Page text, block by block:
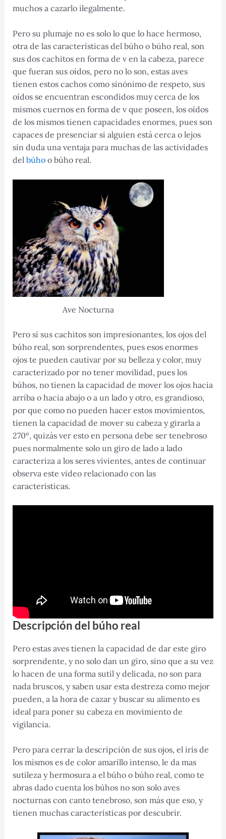
muchos a cazarlo ilegalmente.
Pero su plumaje no es solo lo que lo hace hermoso,
otra de las características del búho o búho real, son
sus dos cachitos en forma de v en la cabeza, parece
que fueran sus oídos, pero no lo son, estas aves
tienen estos cachos como sinónimo de respeto, sus
oídos se encuentran escondidos muy cerca de los
mismos cuernos en forma de v que poseen, los oídos
de los mismos tienen capacidades enormes, pues son
capaces de presenciar si alguien está cerca o lejos
sin duda una ventaja para muchas de las actividades
del búhoo búho real.
Ave Nocturna
Pero si sus cachitos son impresionantes, los ojos del
búho real, son sorprendentes, pues esos enormes
ojos te pueden cautivar por su belleza y color, muy
caracterizado por no tener movilidad, pues los
búhos, no tienen la capacidad de mover los ojos hacia
arriba o hacia abajo o a un lado y otro, es grandioso,
por que como no pueden hacer estos movimientos,
tienen la capacidad de mover su cabeza y girarla a
270º, quizás ver esto en persona debe ser tenebroso
pues normalmente solo un giro de lado a lado
caracteriza a los seres vivientes, antes de continuar
observa este video relacionado con las
caracteristicas.
Descripción del búho real
Pero estas aves tienen la capacidad de dar este giro
sorprendente, y no solo dan un giro, sino que a su vez
lo hacen de una forma sutil y delicada, no son para
nada bruscos, y saben usar esta destreza como mejor
pueden, a la hora de cazar y buscar su alimento es
ideal para poner su cabeza en movimiento de
vigilancia.
Pero para cerrar la descripción de sus ojos, el iris de
los mismos es de color amarillo intenso, le da mas
sutileza y hermosura a el búho o búho real, como te
abras dado cuenta los búhos no son solo aves
nocturnas con canto tenebroso, son más que eso, y
tienen muchas características por descubrir.